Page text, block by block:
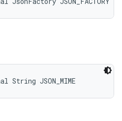
JSON_MIME